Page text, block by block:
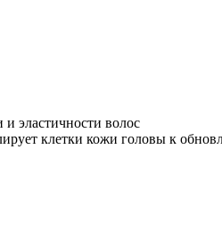
эластичности волос
клетки кожи головы к